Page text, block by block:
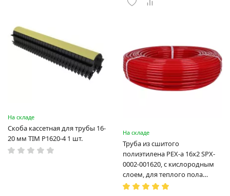
На складе
Скоба кассетная для трубы 16-
20 мм TIM P1620-4 1 шт.
На складе
Труба из сшитого
полиэтилена PEX-a 16х2 SPX-
0002-001620, с кислородным
слоем, для теплого пола
(Испания)